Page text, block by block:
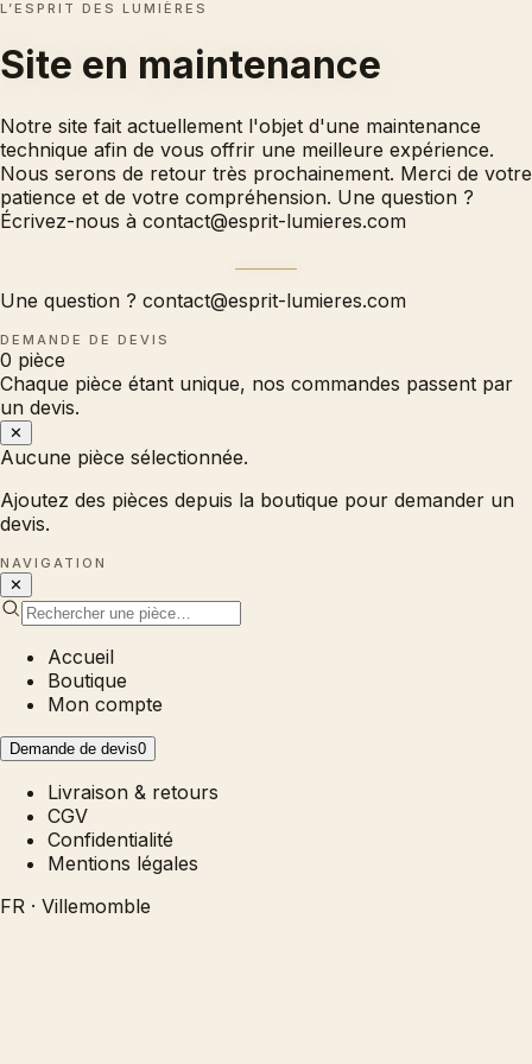
L’ESPRIT DES LUMIÈRES
Site en maintenance
Notre site fait actuellement l'objet d'une maintenance
technique afin de vous offrir une meilleure expérience.
Nous serons de retour très prochainement. Merci de votre
patience et de votre compréhension. Une question ?
Écrivez-nous à contact@esprit-lumieres.com
Une question ? contact@esprit-lumieres.com
DEMANDE DE DEVIS
0 pièce
Chaque pièce étant unique, nos commandes passent par
un devis.
✕
Aucune pièce sélectionnée.
Ajoutez des pièces depuis la boutique pour demander un
devis.
NAVIGATION
✕
Accueil
Boutique
Mon compte
Demande de devis0
Livraison & retours
CGV
Confidentialité
Mentions légales
FR · Villemomble